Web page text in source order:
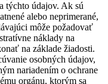
týchto údajov. Ak sú
alebo neprimerané,
môže požadovať
náklady na
na základe žiadosti.
osobných údajov,
nariadením o ochrane
orgánu, ktorým sa